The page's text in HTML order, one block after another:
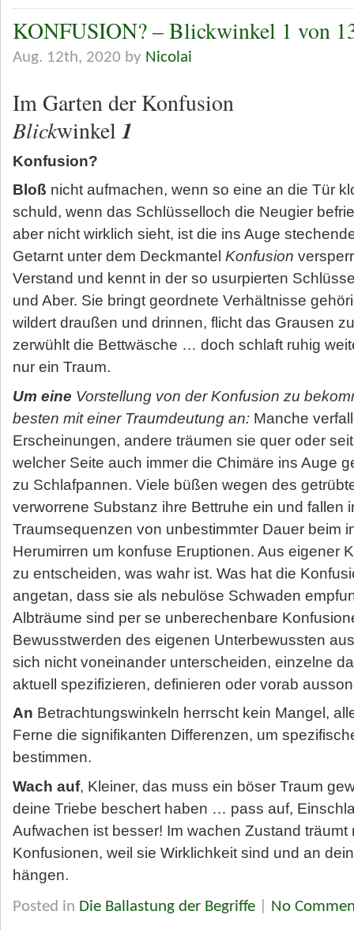
KONFUSION? – Blickwinkel 1 von
Aug. 12th, 2020 by Nicolai
Im Garten der Konfusion
Blickwinkel 1
Konfusion?
Bloß nicht aufmachen, wenn so eine an die Tür
schuld, wenn das Schlüsselloch die Neugier
aber nicht wirklich sieht, ist die ins Auge
Getarnt unter dem Deckmantel Konfusion
Verstand und kennt in der so usurpierten
und Aber. Sie bringt geordnete Verhältnisse
wildert draußen und drinnen, flicht das Grausen
zerwühlt die Bettwäsche … doch schlaft ruhig
nur ein Traum.
Um eine Vorstellung von der Konfusion zu
besten mit einer Traumdeutung an: Manche
Erscheinungen, andere träumen sie quer oder
welcher Seite auch immer die Chimäre ins Auge
zu Schlafpannen. Viele büßen wegen des
verworrene Substanz ihre Bettruhe ein und fallen
Traumsequenzen von unbestimmter Dauer beim
Herumirren um konfuse Eruptionen. Aus eigener
zu entscheiden, was wahr ist. Was hat die
angetan, dass sie als nebulöse Schwaden
Albträume sind per se unberechenbare
Bewusstwerden des eigenen Unterbewussten
sich nicht voneinander unterscheiden, einzelne
aktuell spezifizieren, definieren oder vorab
An Betrachtungswinkeln herrscht kein Mangel,
Ferne die signifikanten Differenzen, um
bestimmen.
Wach auf, Kleiner, das muss ein böser Traum
deine Triebe beschert haben … pass auf,
Aufwachen ist besser! Im wachen Zustand träumt
Konfusionen, weil sie Wirklichkeit sind und an
hängen.
Posted in Die Ballastung der Begriffe No